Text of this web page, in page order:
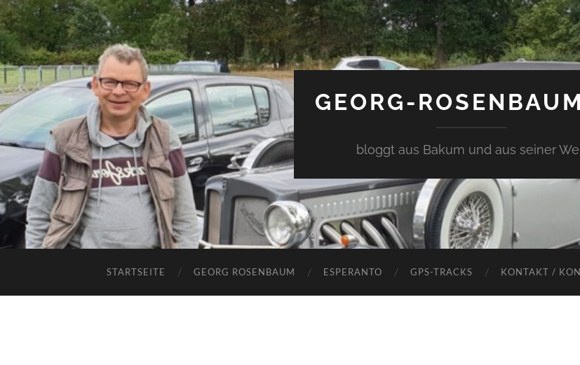
GEORG-
bloggt aus Bakum und aus seiner
STARTSEITE GEORG ROSENBAUM ESPERANTO GPS-TRACKS KONTAKT /